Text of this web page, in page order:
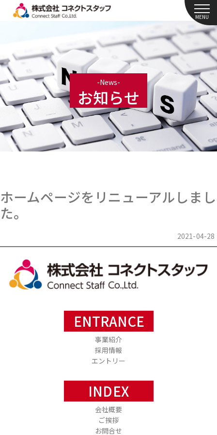
MENU
-News-
お知らせ
ホームページをリニューアルしまし
た。
2021-04-28
ENTRANCE
事業紹介
採用情報
エントリー
INDEX
会社概要
ご挨拶
お問合せ